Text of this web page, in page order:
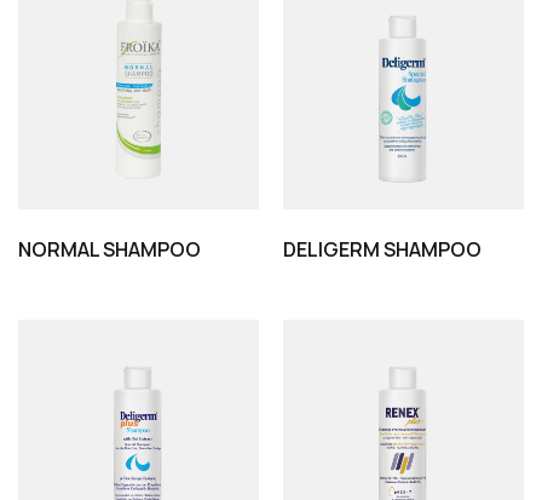
NORMAL SHAMPOO DELIGERM SHAMPOO